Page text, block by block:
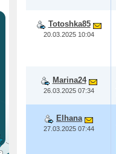
Totoshka85
20.03.2025 10:04
Marina24
26.03.2025 07:34
Elhana
27.03.2025 07:44